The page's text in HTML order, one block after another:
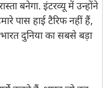
बनेगा. इंटरव्यू में उन्होंने
पास हाई टैरिफ नहीं हैं,
दुनिया का सबसे बड़ा